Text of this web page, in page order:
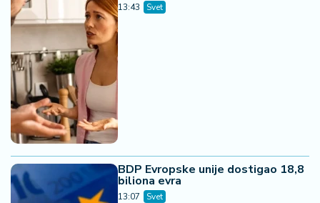
13:43 Svet
BDP Evropske unije dostigao 18,8
biliona evra
13:07 Svet